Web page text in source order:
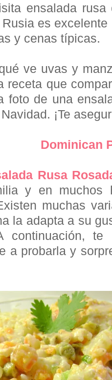
ensalada
es
y cenas típicas.
ve uvas y
receta que
foto de una
¡Te
Dominican
Rusa
y en muchos
muchas
la adapta a su
continuación,
a probarla y